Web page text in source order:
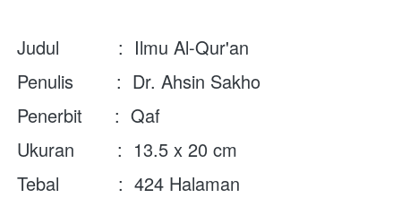
Judul           :  Ilmu Al-Qur'an
Penulis        :  Dr. Ahsin Sakho
Penerbit      :  Qaf
Ukuran        :  13.5 x 20 cm
Tebal           :  424 Halaman